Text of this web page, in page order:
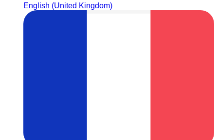
English (United Kingdom)